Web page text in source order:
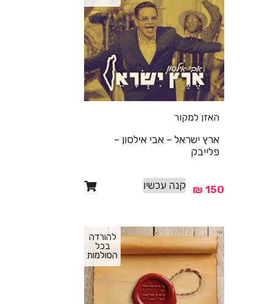
האזן למקור
ארץ ישראל – אבי אילסון –
פלייבק
₪ 150 קנה עכשיו
להורדה
בכל
הסולמות